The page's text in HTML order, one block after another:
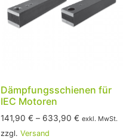
Dämpfungsschienen für
IEC Motoren
141,90 € – 633,90 € exkl. MwSt.
zzgl. Versand